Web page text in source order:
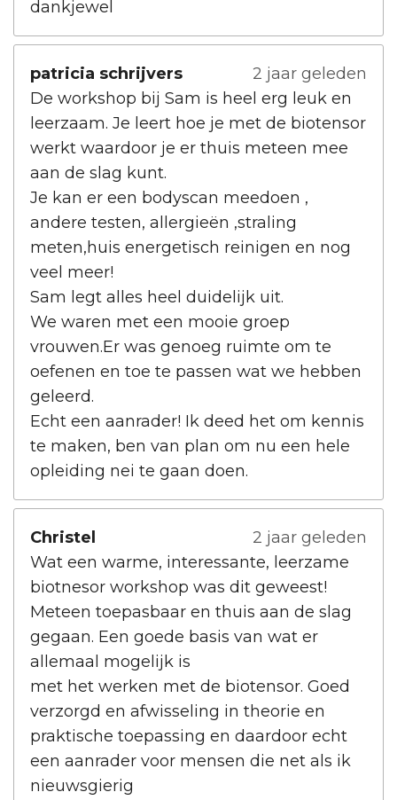
dankjewel
patricia schrijvers
2 jaar geleden
De workshop bij Sam is heel erg leuk en
leerzaam. Je leert hoe je met de biotensor
werkt waardoor je er thuis meteen mee
aan de slag kunt.
Je kan er een bodyscan meedoen ,
andere testen, allergieën ,straling
meten,huis energetisch reinigen en nog
veel meer!
Sam legt alles heel duidelijk uit.
We waren met een mooie groep
vrouwen.Er was genoeg ruimte om te
oefenen en toe te passen wat we hebben
geleerd.
Echt een aanrader! Ik deed het om kennis
te maken, ben van plan om nu een hele
opleiding nei te gaan doen.
Christel
2 jaar geleden
Wat een warme, interessante, leerzame
biotnesor workshop was dit geweest!
Meteen toepasbaar en thuis aan de slag
gegaan. Een goede basis van wat er
allemaal mogelijk is
met het werken met de biotensor. Goed
verzorgd en afwisseling in theorie en
praktische toepassing en daardoor echt
een aanrader voor mensen die net als ik
nieuwsgierig